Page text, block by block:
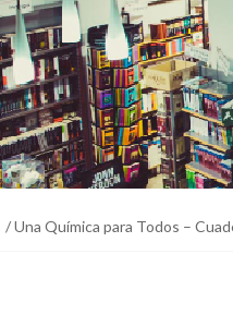
/ Una Química para Todos –